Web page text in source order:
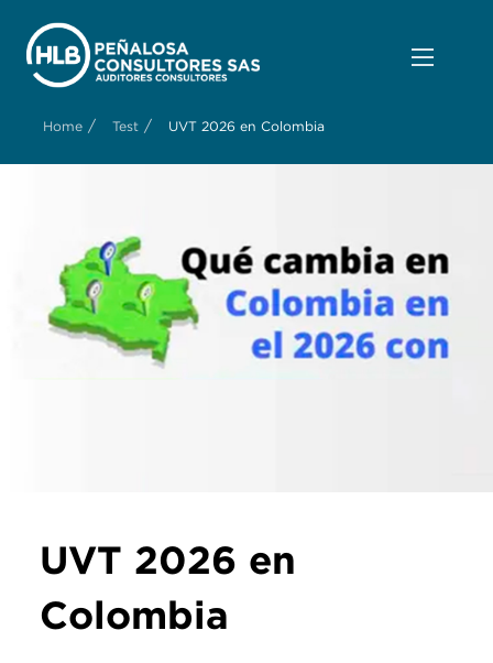
Home / Test / UVT 2026 en Colombia
UVT 2026 en
Colombia